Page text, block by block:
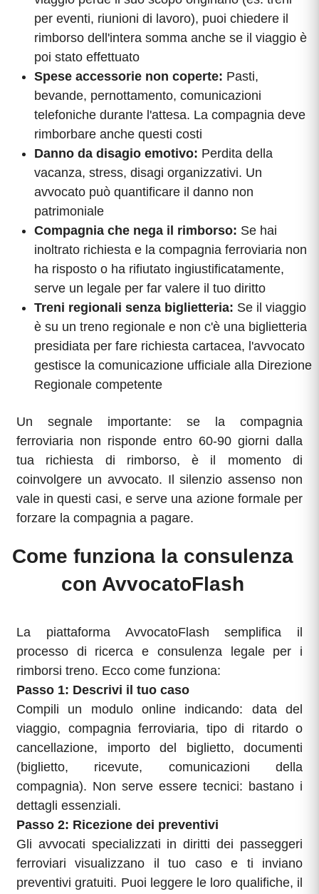
per eventi, riunioni di lavoro), puoi chiedere il
rimborso dell'intera somma anche se il viaggio è
poi stato effettuato
Spese accessorie non coperte: Pasti,
bevande, pernottamento, comunicazioni
telefoniche durante l'attesa. La compagnia deve
rimborbare anche questi costi
Danno da disagio emotivo: Perdita della
vacanza, stress, disagi organizzativi. Un
avvocato può quantificare il danno non
patrimoniale
Compagnia che nega il rimborso: Se hai
inoltrato richiesta e la compagnia ferroviaria non
ha risposto o ha rifiutato ingiustificatamente,
serve un legale per far valere il tuo diritto
Treni regionali senza biglietteria: Se il viaggio
è su un treno regionale e non c'è una biglietteria
presidiata per fare richiesta cartacea, l'avvocato
gestisce la comunicazione ufficiale alla Direzione
Regionale competente
Un segnale importante: se la compagnia
ferroviaria non risponde entro 60-90 giorni dalla
tua richiesta di rimborso, è il momento di
coinvolgere un avvocato. Il silenzio assenso non
vale in questi casi, e serve una azione formale per
forzare la compagnia a pagare.
Come funziona la consulenza
con AvvocatoFlash
La piattaforma AvvocatoFlash semplifica il
processo di ricerca e consulenza legale per i
rimborsi treno. Ecco come funziona:
Passo 1: Descrivi il tuo caso
Compili un modulo online indicando: data del
viaggio, compagnia ferroviaria, tipo di ritardo o
cancellazione, importo del biglietto, documenti
(biglietto, ricevute, comunicazioni della
compagnia). Non serve essere tecnici: bastano i
dettagli essenziali.
Passo 2: Ricezione dei preventivi
Gli avvocati specializzati in diritti dei passeggeri
ferroviari visualizzano il tuo caso e ti inviano
preventivi gratuiti. Puoi leggere le loro qualifiche, il